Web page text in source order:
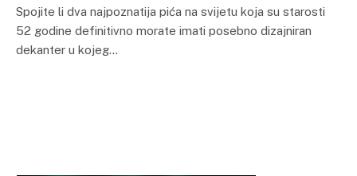
Spojite li dva najpoznatija pića na svijetu koja su starosti
52 godine definitivno morate imati posebno dizajniran
dekanter u kojeg…